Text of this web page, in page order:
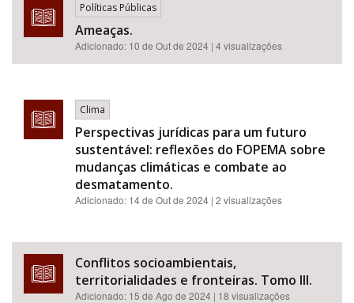
Políticas Públicas
Ameaças.
Adicionado: 10 de Out de 2024 | 4 visualizações
Clima
Perspectivas jurídicas para um futuro
sustentável: reflexões do FOPEMA sobre
mudanças climáticas e combate ao
desmatamento.
Adicionado: 14 de Out de 2024 | 2 visualizações
Conflitos socioambientais,
territorialidades e fronteiras. Tomo III.
Adicionado: 15 de Ago de 2024 | 18 visualizações